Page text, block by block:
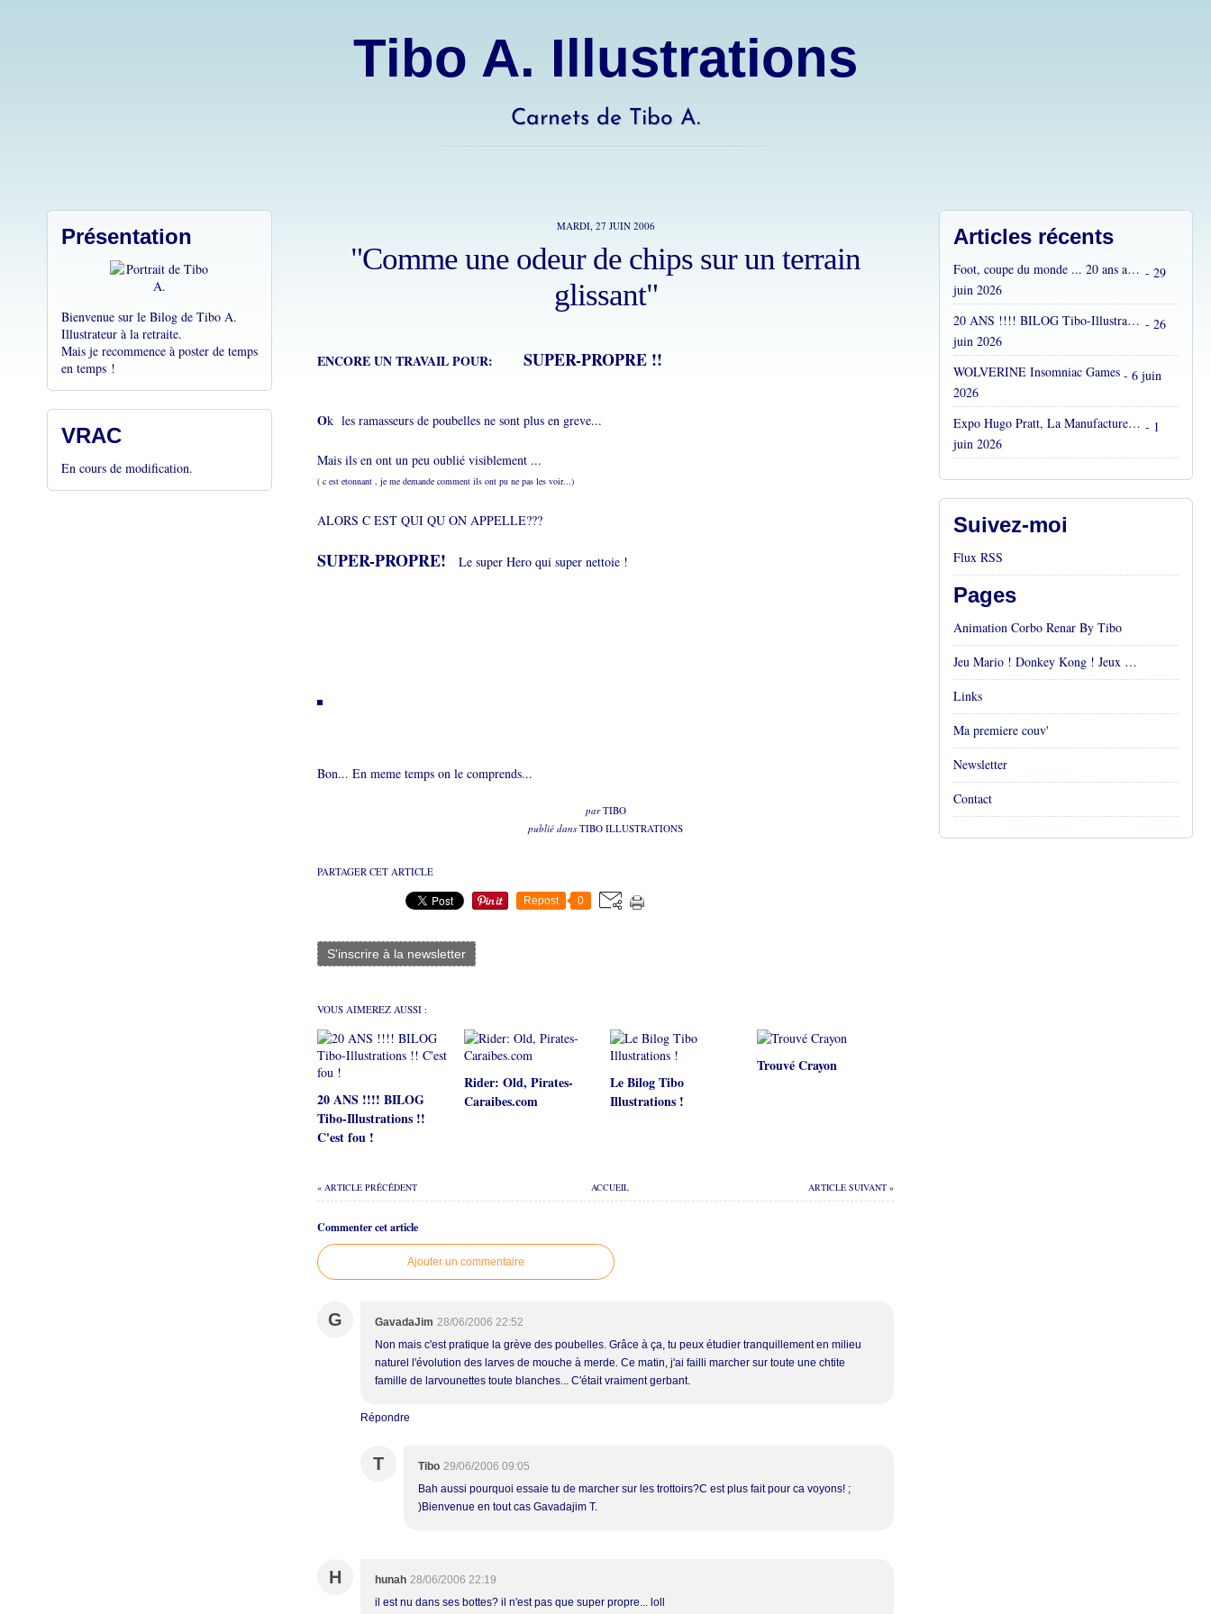
Tibo A. Illustrations
Carnets de Tibo A.
Présentation
Bienvenue sur le Bilog de Tibo A.
Illustrateur à la retraite.
Mais je recommence à poster de temps
en temps !
VRAC
En cours de modification.
MARDI, 27 JUIN 2006
"Comme une odeur de chips sur un terrain
glissant"
ENCORE UN TRAVAIL POUR: SUPER-PROPRE !!
Ok les ramasseurs de poubelles ne sont plus en greve...
Mais ils en ont un peu oublié visiblement ...
( c est etonnant , je me demande comment ils ont pu ne pas les voir...)
ALORS C EST QUI QU ON APPELLE???
SUPER-PROPRE! Le super Hero qui super nettoie !
Bon... En meme temps on le comprends...
parTIBO
publié dans TIBO ILLUSTRATIONS
PARTAGER CET ARTICLE
Repost 0
S'inscrire à la newsletter
VOUS AIMEREZ AUSSI :
20 ANS !!!! BILOG
Tibo-Illustrations !!
C'est fou !
Rider: Old, Pirates-
Caraibes.com
Le Bilog Tibo
Illustrations !
Trouvé Crayon
ACCUEIL
« ARTICLE PRÉCÉDENT ARTICLE SUIVANT »
Commenter cet article
Ajouter un commentaire
G GavadaJim 28/06/2006 22:52
Non mais c'est pratique la grève des poubelles. Grâce à ça, tu peux étudier tranquillement en milieu
naturel l'évolution des larves de mouche à merde. Ce matin, j'ai failli marcher sur toute une chtite
famille de larvounettes toute blanches... C'était vraiment gerbant.
Répondre
T Tibo 29/06/2006 09:05
Bah aussi pourquoi essaie tu de marcher sur les trottoirs?C est plus fait pour ca voyons! ;
)Bienvenue en tout cas Gavadajim T.
H hunah 28/06/2006 22:19
il est nu dans ses bottes? il n'est pas que super propre... loll
Articles récents
Foot, coupe du monde ... 20 ans après... - 29
juin 2026
20 ANS !!!! BILOG Tibo-Illustrations !! C'est fou ! - 26
juin 2026
WOLVERINE Insomniac Games - 6 juin
2026
Expo Hugo Pratt, La Manufacture, Aix en Provence, Mai 2026 - 1
juin 2026
Suivez-moi
Flux RSS
Pages
Animation Corbo Renar By Tibo
Jeu Mario ! Donkey Kong ! Jeux vidéos Rétro !
Links
Ma premiere couv'
Newsletter
Contact